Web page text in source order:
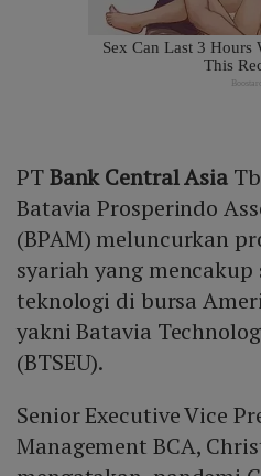
PTBank Central Asia
Batavia Prosperindo
(BPAM) meluncurkan
syariah yang
teknologi di bursa
yakni Batavia
(BTSEU).
Senior Executive Vice
Management BCA,